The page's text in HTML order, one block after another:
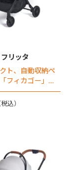
リッタ
ト、自動収納ペ
フィカゴー」に
タイプが新登